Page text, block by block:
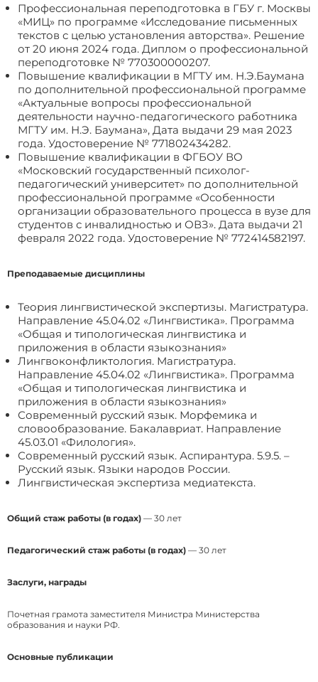
Профессиональная переподготовка в ГБУ г. Москвы
«МИЦ» по программе «Исследование письменных
текстов с целью установления авторства». Решение
от 20 июня 2024 года. Диплом о профессиональной
переподготовке № 770300000207.
Повышение квалификации в МГТУ им. Н.Э.Баумана
по дополнительной профессиональной программе
«Актуальные вопросы профессиональной
деятельности научно-педагогического работника
МГТУ им. Н.Э. Баумана», Дата выдачи 29 мая 2023
года. Удостоверение № 771802434282.
Повышение квалификации в ФГБОУ ВО
«Московский государственный психолог-
педагогический университет» по дополнительной
профессиональной программе «Особенности
организации образовательного процесса в вузе для
студентов с инвалидностью и ОВЗ». Дата выдачи 21
февраля 2022 года. Удостоверение № 772414582197.
Преподаваемые дисциплины
Теория лингвистической экспертизы. Магистратура.
Направление 45.04.02 «Лингвистика». Программа
«Общая и типологическая лингвистика и
приложения в области языкознания»
Лингвоконфликтология. Магистратура.
Направление 45.04.02 «Лингвистика». Программа
«Общая и типологическая лингвистика и
приложения в области языкознания»
Современный русский язык. Морфемика и
словообразование. Бакалавриат. Направление
45.03.01 «Филология».
Современный русский язык. Аспирантура. 5.9.5. –
Русский язык. Языки народов России.
Лингвистическая экспертиза медиатекста.
Общий стаж работы (в годах) — 30 лет
Педагогический стаж работы (в годах) — 30 лет
Заслуги, награды
Почетная грамота заместителя Министра Министерства
образования и науки РФ.
Основные публикации